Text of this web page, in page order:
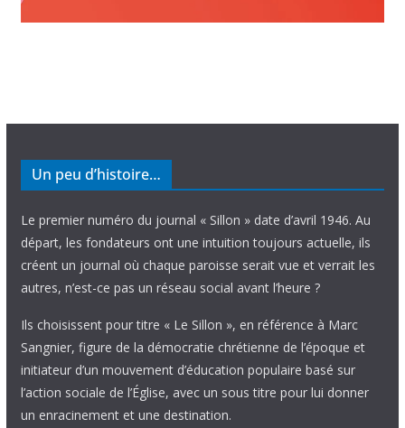
Un peu d’histoire…
Le premier numéro du journal « Sillon » date d’avril 1946. Au
départ, les fondateurs ont une intuition toujours actuelle, ils
créent un journal où chaque paroisse serait vue et verrait les
autres, n’est-ce pas un réseau social avant l’heure ?
Ils choisissent pour titre « Le Sillon », en référence à Marc
Sangnier, figure de la démocratie chrétienne de l’époque et
initiateur d’un mouvement d’éducation populaire basé sur
l’action sociale de l’Église, avec un sous titre pour lui donner
un enracinement et une destination.